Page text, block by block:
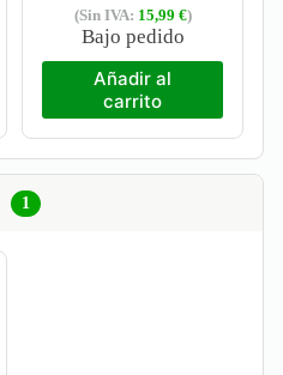
(Sin IVA: 15,99 €)
Bajo pedido
Añadir al
carrito
1